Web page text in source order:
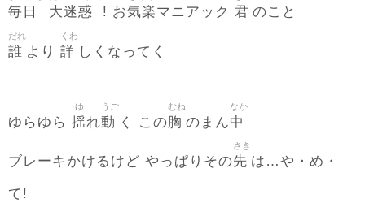
毎日 大迷惑 ! お気楽マニアック 君 のこと
誰
だれ
より 詳
くわ
しくなってく
ゆらゆら 揺
ゆ
れ動
うご
く この胸
むね
のまん中
なか
ブレーキかけるけど やっぱりその先
さき
は…や・め・
て!